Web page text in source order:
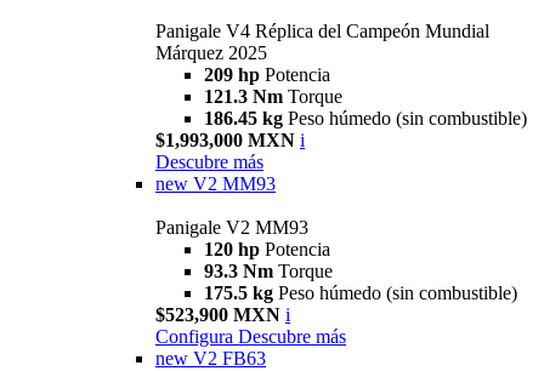
Panigale V4 Réplica del Campeón Mundial
Márquez 2025
209 hp Potencia
121.3 Nm Torque
186.45 kg Peso húmedo (sin combustible)
$1,993,000 MXN i
Descubre más
new V2 MM93
Panigale V2 MM93
120 hp Potencia
93.3 Nm Torque
175.5 kg Peso húmedo (sin combustible)
$523,900 MXN i
Configura Descubre más
new V2 FB63